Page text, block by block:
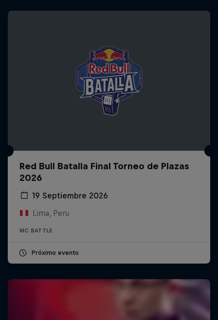
Red Bull Batalla Final Torneo de Plazas
2026
19 Septiembre 2026
Lima, Peru
MC BATTLE
Próximo evento